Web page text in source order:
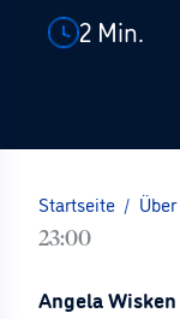
2 Min.
Startseite /
23:00
Angela